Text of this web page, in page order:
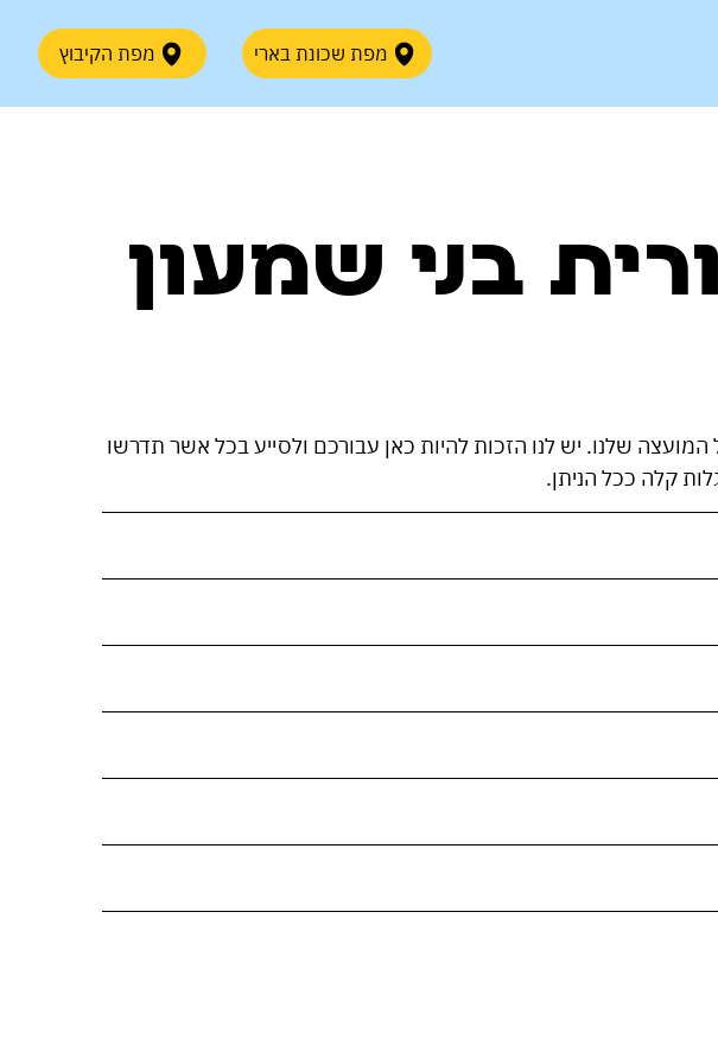
מפת הקיבוץ מפת שכונת בארי
בני שמעון
שלנו. יש לנו הזכות להיות כאן עבורכם ולסייע בכל אשר תדרשו
קלה ככל הניתן.